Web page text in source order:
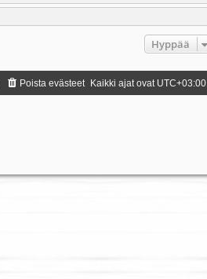
Hyppää
Kaikki ajat ovat UTC+03:00
Poista evästeet